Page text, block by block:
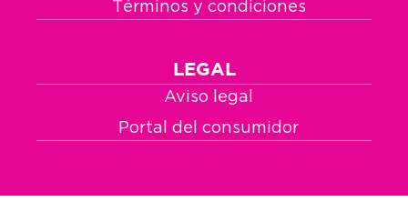
Términos y condiciones
LEGAL
Aviso legal
Portal del consumidor